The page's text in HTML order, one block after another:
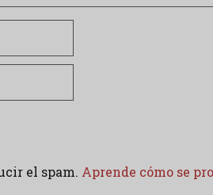
el spam. Aprende cómo se